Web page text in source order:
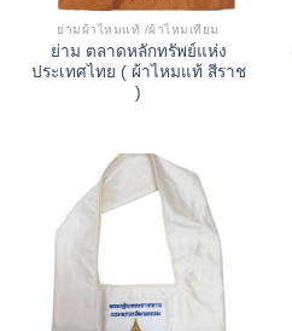
ย่ามผ้าไหมแท้ /ผ้าไหมเทียม
ย่าม ตลาดหลักทรัพย์แห่ง
ประเทศไทย ( ผ้าไหมแท้ สีราช
)